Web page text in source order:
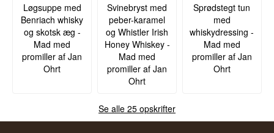
Løgsuppe med
Benriach whisky
og skotsk æg -
Mad med
promiller af Jan
Ohrt
Svinebryst med
peber-karamel
og Whistler Irish
Honey Whiskey -
Mad med
promiller af Jan
Ohrt
Sprødstegt tun
med
whiskydressing -
Mad med
promiller af Jan
Ohrt
Se alle 25 opskrifter